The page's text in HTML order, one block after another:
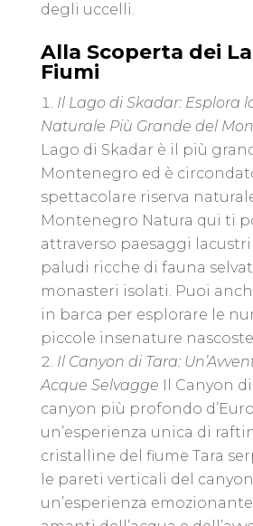
degli uccelli.
Alla Scoperta dei
Fiumi
Il Lago di Skadar: Esplora
Naturale Più Grande del
Lago di Skadar è il più
Montenegro ed è
spettacolare riserva
Montenegro Natura qui ti
attraverso paesaggi
paludi ricche di fauna
monasteri isolati. Puoi
in barca per esplorare le
piccole insenature
Il Canyon di Tara:
Acque Selvagge Il Canyon di
canyon più profondo
un’esperienza unica di
cristalline del fiume Tara
le pareti verticali del
un’esperienza